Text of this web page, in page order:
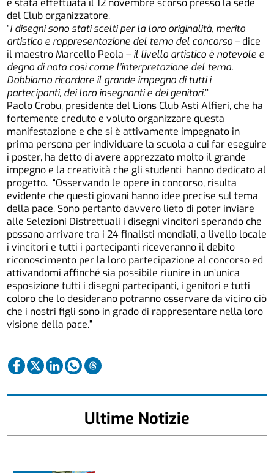
è stata effettuata il 12 novembre scorso presso la sede
del Club organizzatore.
“I disegni sono stati scelti per la loro originalità, merito
artistico e rappresentazione del tema del concorso– dice
il maestro Marcello Peola – il livello artistico è notevole e
degno di nota così come l’interpretazione del tema.
Dobbiamo ricordare il grande impegno di tutti i
partecipanti, dei loro insegnanti e dei genitori.’’
Paolo Crobu, presidente del Lions Club Asti Alfieri, che ha
fortemente creduto e voluto organizzare questa
manifestazione e che si è attivamente impegnato in
prima persona per individuare la scuola a cui far eseguire
i poster, ha detto di avere apprezzato molto il grande
impegno e la creatività che gli studenti hanno dedicato al
progetto. “Osservando le opere in concorso, risulta
evidente che questi giovani hanno idee precise sul tema
della pace. Sono pertanto davvero lieto di poter inviare
alle Selezioni Distrettuali i disegni vincitori sperando che
possano arrivare tra i 24 finalisti mondiali, a livello locale
i vincitori e tutti i partecipanti riceveranno il debito
riconoscimento per la loro partecipazione al concorso ed
attivandomi affinché sia possibile riunire in un’unica
esposizione tutti i disegni partecipanti, i genitori e tutti
coloro che lo desiderano potranno osservare da vicino ciò
che i nostri figli sono in grado di rappresentare nella loro
visione della pace.”
Ultime Notizie